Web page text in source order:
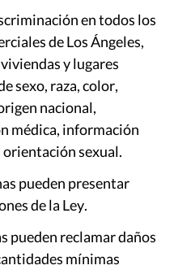
en todos los
de Los Ángeles,
y lugares
sexo, raza, color,
nacional,
médica, información
sexual.
pueden presentar
de la Ley.
pueden reclamar daños
mínimas